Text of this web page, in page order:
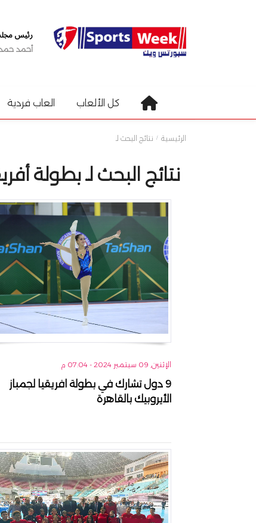
رئيس
أحمد
كل الألعاب العاب فردية
الرئيسية نتائج البحث لـ
نتائج البحث لـ بطولة
الإثنين, 09 سبتمبر 2024 - 07:04 م
9 دول تشارك في بطولة افريقيا لجمباز
الأيروبيك بالقاهرة